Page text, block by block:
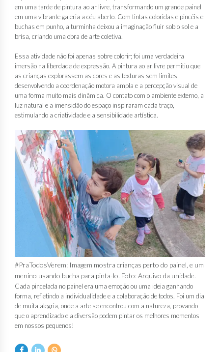
em uma tarde de pintura ao ar livre, transformando um grande painel
em uma vibrante galeria a céu aberto. Com tintas coloridas e pincéis e
buchas em punho, a turminha deixou a imaginação fluir sob o sol e a
brisa, criando uma obra de arte coletiva.
Essa atividade não foi apenas sobre colorir; foi uma verdadeira
imersão na liberdade de expressão. A pintura ao ar livre permitiu que
as crianças explorassem as cores e as texturas sem limites,
desenvolvendo a coordenação motora ampla e a percepção visual de
uma forma muito mais dinâmica. O contato com o ambiente externo, a
luz natural e a imensidão do espaço inspiraram cada traço,
estimulando a criatividade e a sensibilidade artística.
#PraTodosVerem: Imagem mostra crianças perto do painel, e um
menino usando bucha para pinta-lo. Foto: Arquivo da unidade.
Cada pincelada no painel era uma emoção ou uma ideia ganhando
forma, refletindo a individualidade e a colaboração de todos. Foi um dia
de muita alegria, onde a arte se encontrou com a natureza, provando
que o aprendizado e a diversão podem pintar os melhores momentos
em nossos pequenos!